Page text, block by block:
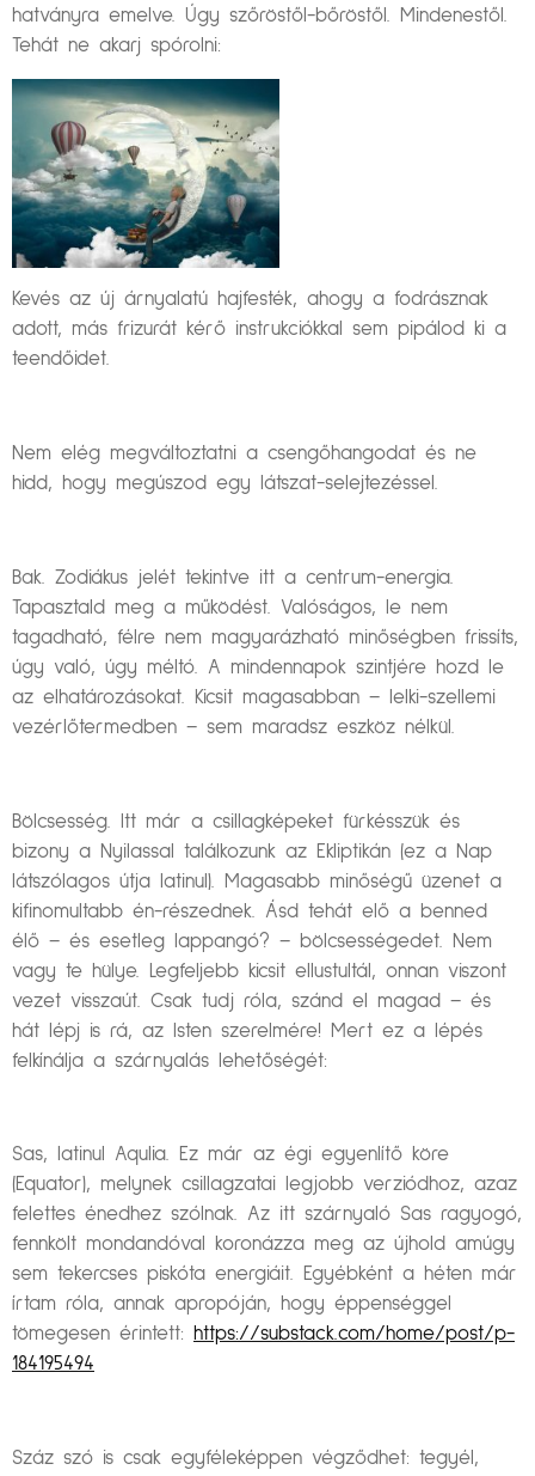
hatványra emelve. Úgy szőröstől-bőröstől. Mindenestől.
Tehát ne akarj spórolni:
Kevés az új árnyalatú hajfesték, ahogy a fodrásznak
adott, más frizurát kérő instrukciókkal sem pipálod ki a
teendőidet.
Nem elég megváltoztatni a csengőhangodat és ne
hidd, hogy megúszod egy látszat-selejtezéssel.
Bak. Zodiákus jelét tekintve itt a centrum-energia.
Tapasztald meg a működést. Valóságos, le nem
tagadható, félre nem magyarázható minőségben frissíts,
úgy való, úgy méltó. A mindennapok szintjére hozd le
az elhatározásokat. Kicsit magasabban – lelki-szellemi
vezérlőtermedben – sem maradsz eszköz nélkül.
Bölcsesség. Itt már a csillagképeket fürkésszük és
bizony a Nyilassal találkozunk az Ekliptikán (ez a Nap
látszólagos útja latinul). Magasabb minőségű üzenet a
kifinomultabb én-részednek. Ásd tehát elő a benned
élő – és esetleg lappangó? – bölcsességedet. Nem
vagy te hülye. Legfeljebb kicsit ellustultál, onnan viszont
vezet visszaút. Csak tudj róla, szánd el magad – és
hát lépj is rá, az Isten szerelmére! Mert ez a lépés
felkínálja a szárnyalás lehetőségét:
Sas, latinul Aqulia. Ez már az égi egyenlítő köre
(Equator), melynek csillagzatai legjobb verziódhoz, azaz
felettes énedhez szólnak. Az itt szárnyaló Sas ragyogó,
fennkölt mondandóval koronázza meg az újhold amúgy
sem tekercses piskóta energiáit. Egyébként a héten már
írtam róla, annak apropóján, hogy éppenséggel
tömegesen érintett:
https://substack.com/home/post/p-
184195494
Száz szó is csak egyféleképpen végződhet: tegyél,